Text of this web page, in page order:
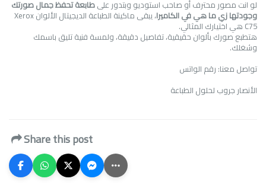
لو انت مصور محترف أو صاحب استوديو وبتدور علىطابعة تحفظ جمال صورتك
وجودتها زي ما هي في الكاميرا، يبقى ماكينة الطباعة الديجيتال الألوان Xerox
C75 هي اختيارك المثالي.
هتطبع صورك بألوان حقيقية، تفاصيل دقيقة، ولمسة فنية تليق باسمك
وشغلك.
تواصل معنا: رقم الواتس
الأنصار جروب لحلول الطباعة
Share this post